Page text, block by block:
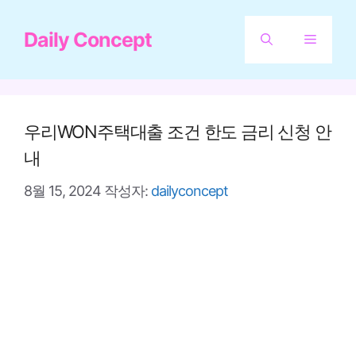
Daily Concept 메
우리WON주택대출 조건 한도 금리 신청 안
내
8월 15, 2024 작성자: dailyconcept